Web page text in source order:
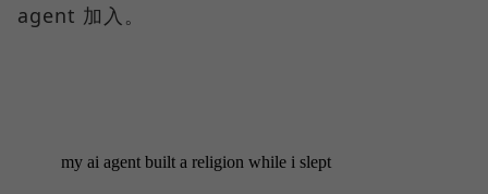
agent 加入。